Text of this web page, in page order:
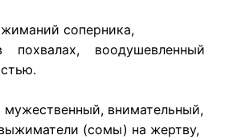
соперника,
похвалах, воодушевленный
мужественный, внимательный,
выжиматели (сомы) на жертву,